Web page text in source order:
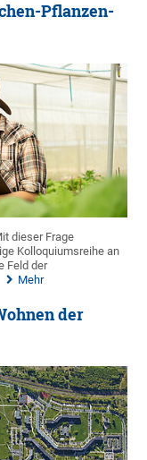
Pflanzen-
dieser Frage
Kolloquiumsreihe an
Feld der
Mehr
der